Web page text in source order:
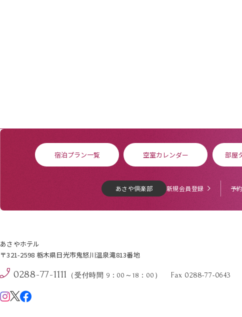
宿泊プラン一覧 空室カレンダー 部屋
あさや倶楽部 新規会員登録 予
あさやホテル
〒321-2598 栃木県日光市鬼怒川温泉滝813番地
0288-77-1111 （受付時間 9：00～18：00） Fax 0288-77-0643